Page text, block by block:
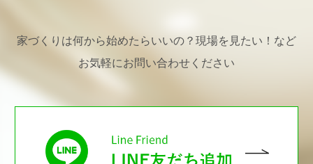
家づくりは何から始めたらいいの？現場を見たい！など
お気軽にお問い合わせください